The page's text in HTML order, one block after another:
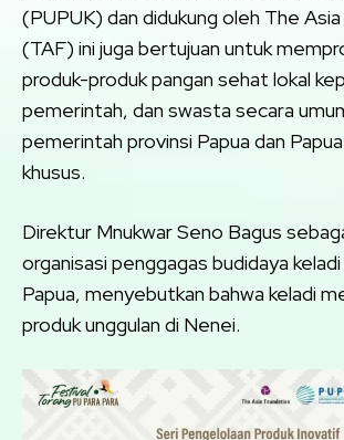
(PUPUK) dan didukung oleh The
(TAF) ini juga bertujuan untuk
produk-produk pangan sehat lokal
pemerintah, dan swasta secara
pemerintah provinsi Papua dan
khusus.
Direktur Mnukwar Seno Bagus
organisasi penggagas budidaya
Papua, menyebutkan bahwa keladi
produk unggulan di Nenei.